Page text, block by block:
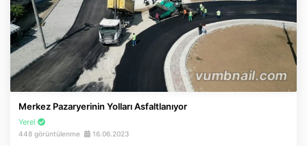
Merkez Pazaryerinin Yolları Asfaltlanıyor
Yerel
448 görüntülenme 16.06.2023